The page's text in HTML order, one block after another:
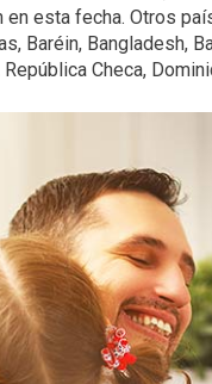
en esta fecha. Otros
Baréin, Bangladesh,
República Checa,